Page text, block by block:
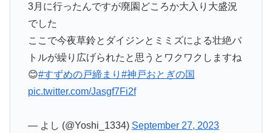
3月に行ったんですが廃園どころか大入り大盛況
でした
ここで今夜草鈴とダイジンとミミズによる壮絶バ
トルが繰り広げられたと思うとワクワクしますね
😊#すずめの戸締まり #神戸おとぎの国
pic.twitter.com/Jasgf7Fi2f
— よし (@Yoshi_1334) September 27, 2023